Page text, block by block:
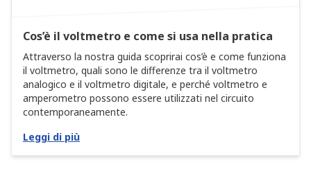
Cos’è il voltmetro e come si usa nella pratica
Attraverso la nostra guida scoprirai cos’è e come funziona
il voltmetro, quali sono le differenze tra il voltmetro
analogico e il voltmetro digitale, e perché voltmetro e
amperometro possono essere utilizzati nel circuito
contemporaneamente.
Leggi di più